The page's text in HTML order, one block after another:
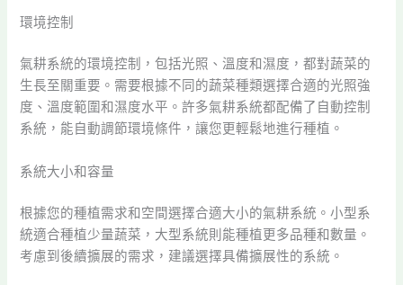
環境控制
氣耕系統的環境控制，包括光照、溫度和濕度，都對蔬菜的
生長至關重要。需要根據不同的蔬菜種類選擇合適的光照強
度、溫度範圍和濕度水平。許多氣耕系統都配備了自動控制
系統，能自動調節環境條件，讓您更輕鬆地進行種植。
系統大小和容量
根據您的種植需求和空間選擇合適大小的氣耕系統。小型系
統適合種植少量蔬菜，大型系統則能種植更多品種和數量。
考慮到後續擴展的需求，建議選擇具備擴展性的系統。